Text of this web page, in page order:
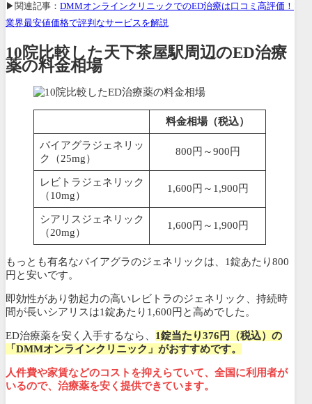
▶関連記事： DMMオンラインクリニックでのED治療は口コミ高評価！
業界最安値価格で評判なサービスを解説
10院比較した天下茶屋駅周辺のED治療
薬の料金相場
料金相場（税込）
バイアグラジェネリッ
ク（25mg）
800円～900円
レビトラジェネリック
（10mg）
1,600円～1,900円
シアリスジェネリック
（20mg）
1,600円～1,900円
もっとも有名なバイアグラのジェネリックは、1錠あたり800
円と安いです。
即効性があり勃起力の高いレビトラのジェネリック、持続時
間が長いシアリスは1錠あたり1,600円と高めでした。
ED治療薬を安く入手するなら、 1錠当たり376円 （税込） の
「DMMオンラインクリニック」がおすすめです。
人件費や家賃などのコストを抑えらていて、全国に利用者が
いるので、治療薬を安く提供できています。